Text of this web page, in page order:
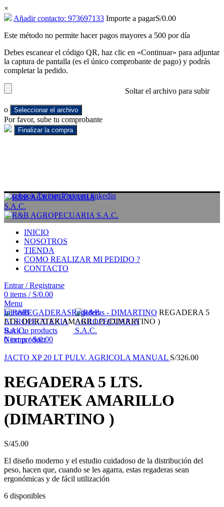
×
Añadir contacto: 973697133 Importe a pagarS/0.00
Este método no permite hacer pagos mayores a 500 por día
Debes escanear el código QR, haz clic en «Continuar» para adjuntar
la captura de pantalla (es el único comprobante de pago) y podrás
completar la pedido.
Soltar el archivo para subir
o Seleccionar el archivo
Por favor, sube tu comprobante
Facebook Twitter Pinterest linkedin
INICIO
NOSOTROS
TIENDA
COMO REALIZAR MI PEDIDO ?
CONTACTO
Entrar / Registrarse
0 items / S/0.00
Menu
0items / S/0.00
Click to enlarge
InicioREGADERASRegaderas - DIMARTINO REGADERA 5
LTS. DURATEK AMARILLO (DIMARTINO )
Back to products
Next product
JACTO XP 20 LT PULV. AGRICOLA MANUAL S/326.00
REGADERA 5 LTS.
DURATEK AMARILLO
(DIMARTINO )
S/45.00
El diseño moderno y el estudio cuidadoso de la distribución del
peso, hacen que, cuando se les agarra, estas regaderas sean
ergonómicas y de fácil utilización
6 disponibles